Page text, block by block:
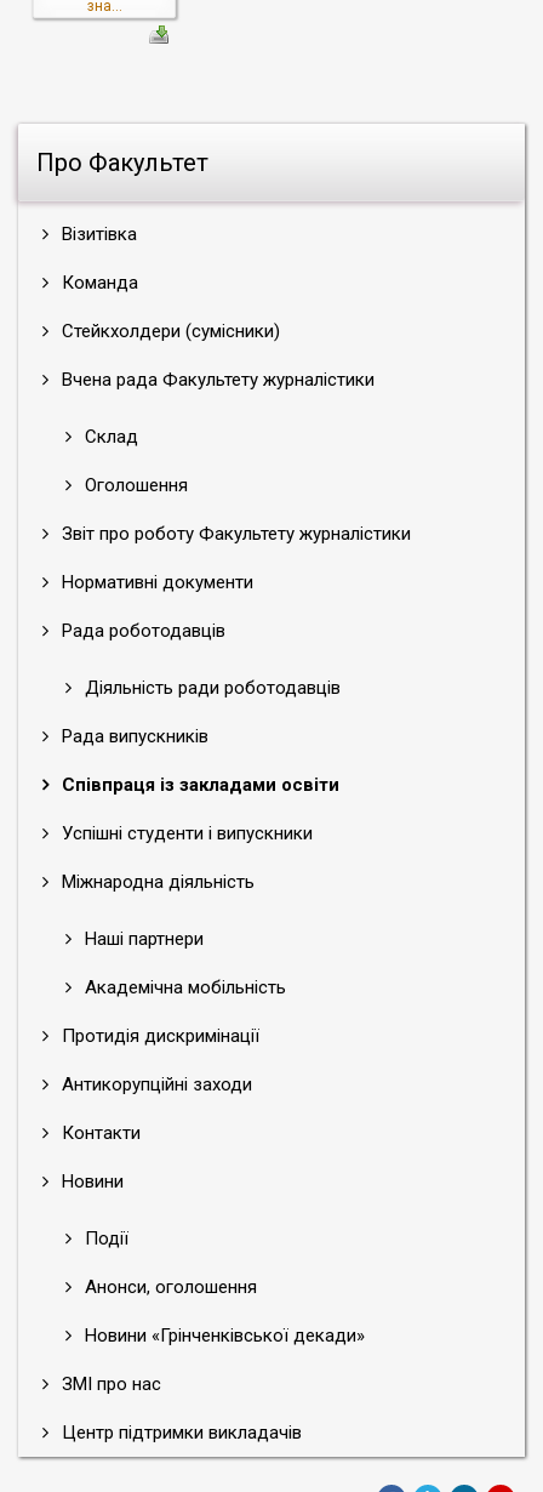
Про Факультет
Візитівка
Команда
Стейкхолдери (сумісники)
Вчена рада Факультету журналістики
Склад
Оголошення
Звіт про роботу Факультету журналістики
Нормативні документи
Рада роботодавців
Діяльність ради роботодавців
Рада випускників
Співпраця із закладами освіти
Успішні студенти і випускники
Міжнародна діяльність
Наші партнери
Академічна мобільність
Протидія дискримінації
Антикорупційні заходи
Контакти
Новини
Події
Анонси, оголошення
Новини «Грінченківської декади»
ЗМІ про нас
Центр підтримки викладачів
зна...